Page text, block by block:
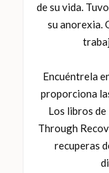
de su vida.
su anorexia.
Encuéntrela
proporciona
Los libros
Through
recuperas